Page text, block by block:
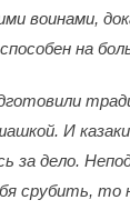
воинами,
на
И
за дело.
срубить, то